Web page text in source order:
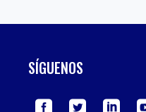
SÍGUENOS